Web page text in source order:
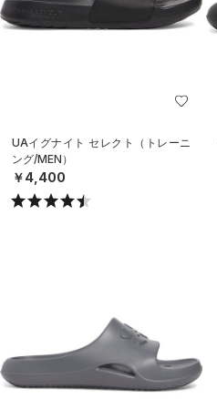
UAイグナイト セレクト（トレーニ
ング/MEN）
￥4,400